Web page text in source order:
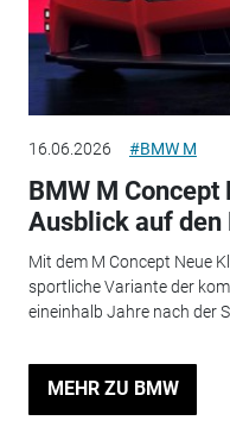
16.06.2026 #BMW M
BMW M
Ausblick auf
Mit dem M Concept Neue
sportliche Variante der
eineinhalb Jahre nach der
MEHR ZU BMW